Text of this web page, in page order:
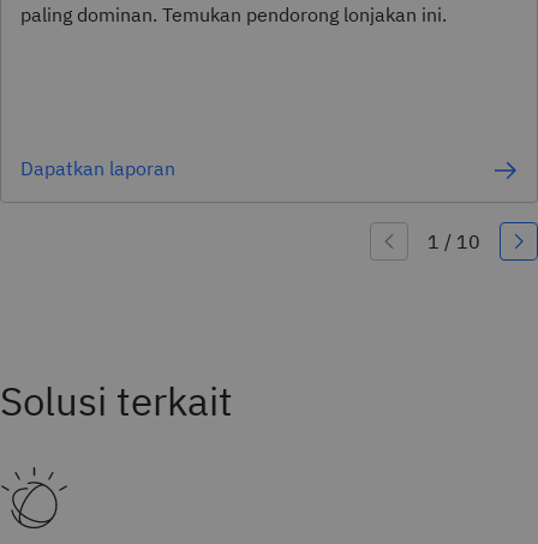
paling dominan. Temukan pendorong lonjakan ini.
Dapatkan laporan